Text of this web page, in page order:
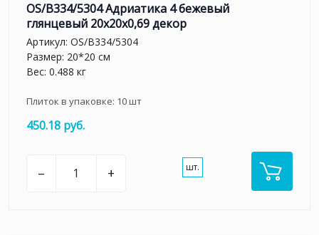
OS/B334/5304 Адриатика 4 бежевый
глянцевый 20x20x0,69 декор
Артикул: OS/B334/5304
Размер: 20*20 см
Вес: 0.488 кг
Плиток в упаковке: 10шт
450.18 руб.
– + шт.